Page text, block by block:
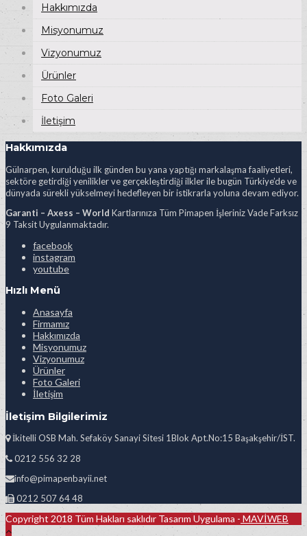
Hakkımızda
Misyonumuz
Vizyonumuz
Ürünler
Foto Galeri
İletişim
Hakkımızda
Gülnarpen, kurulduğu ilk günden bu yana yaptığı markalaşma faaliyetleri,
sektöre getirdiği yenilikler ve gerçekleştirdiği ilkler ile bugün Türkiye’de ve
dünyada sürekli yükselmeyi hedefleyen bir istikrarla yoluna devam ediyor.
Garanti – Axess – World Kartlarınıza Tüm Pimapen İşleriniz Vade Farksız
9 Taksit Uygulanmaktadır.
facebook
instagram
youtube
Hızlı Menü
Anasayfa
Firmamız
Hakkımızda
Misyonumuz
Vizyonumuz
Ürünler
Foto Galeri
İletişim
İletişim Bilgilerimiz
İkitelli OSB Mah. Sefaköy Sanayi Sitesi 1Blok Apt.No:15 Başakşehir/İST.
0212 556 32 28
info@pimapenbayii.net
0212 507 64 48
Copyright 2018 Tüm Hakları saklıdır Tasarım Uygulama - MAVİWEB